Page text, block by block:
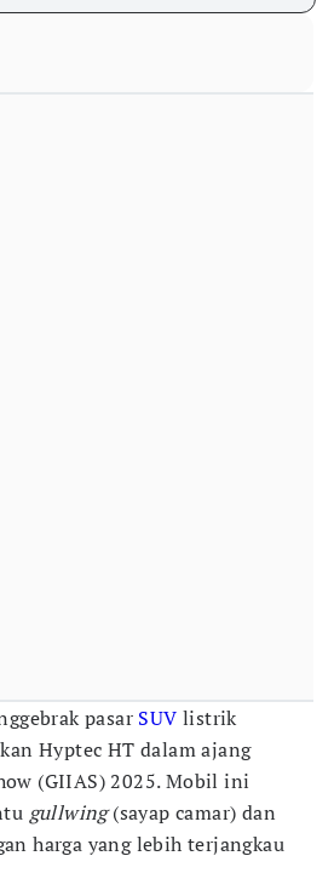
pasar SUV listrik
Hyptec HT dalam ajang
(GIIAS) 2025. Mobil ini
gullwing(sayap camar) dan
harga yang lebih terjangkau